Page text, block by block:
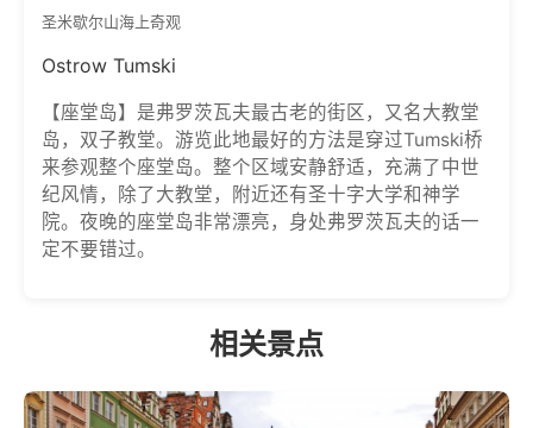
圣米歇尔山海上奇观
Ostrow Tumski
【座堂岛】是弗罗茨瓦夫最古老的街区，又名大教堂
岛，双子教堂。游览此地最好的方法是穿过Tumski桥
来参观整个座堂岛。整个区域安静舒适，充满了中世
纪风情，除了大教堂，附近还有圣十字大学和神学
院。夜晚的座堂岛非常漂亮，身处弗罗茨瓦夫的话一
定不要错过。
相关景点